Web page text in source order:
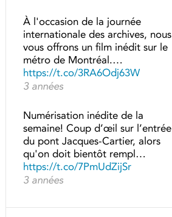
À l'occasion de la journée
internationale des archives, nous
vous offrons un film inédit sur le
métro de Montréal.…
https://t.co/3RA6Odj63W
3 années
Numérisation inédite de la
semaine! Coup d’œil sur l’entrée
du pont Jacques-Cartier, alors
qu'on doit bientôt rempl…
https://t.co/7PmUdZijSr
3 années